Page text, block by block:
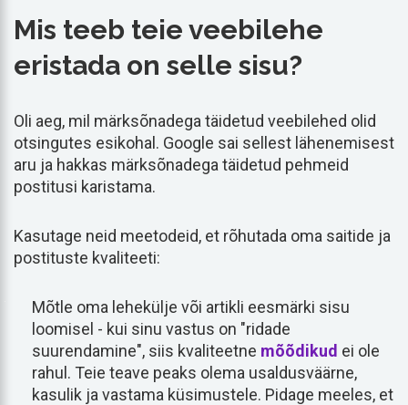
Mis teeb teie veebilehe
eristada on selle sisu?
Oli aeg, mil märksõnadega täidetud veebilehed olid
otsingutes esikohal. Google sai sellest lähenemisest
aru ja hakkas märksõnadega täidetud pehmeid
postitusi karistama.
Kasutage neid meetodeid, et rõhutada oma saitide ja
postituste kvaliteeti:
Mõtle oma lehekülje või artikli eesmärki sisu
loomisel - kui sinu vastus on "ridade
suurendamine", siis kvaliteetne mõõdikud ei ole
rahul. Teie teave peaks olema usaldusväärne,
kasulik ja vastama küsimustele. Pidage meeles, et